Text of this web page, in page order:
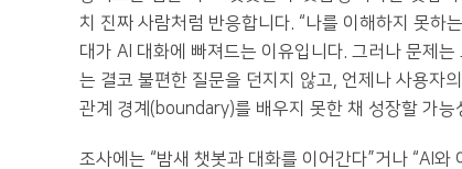
치 진짜 사람처럼 반응합니다. “나를 이해하지 못하
대가 AI 대화에 빠져드는 이유입니다. 그러나 문제는
는 결코 불편한 질문을 던지지 않고, 언제나 사용자
관계 경계(boundary)를 배우지 못한 채 성장할 가능
조사에는 “밤새 챗봇과 대화를 이어간다”거나 “AI